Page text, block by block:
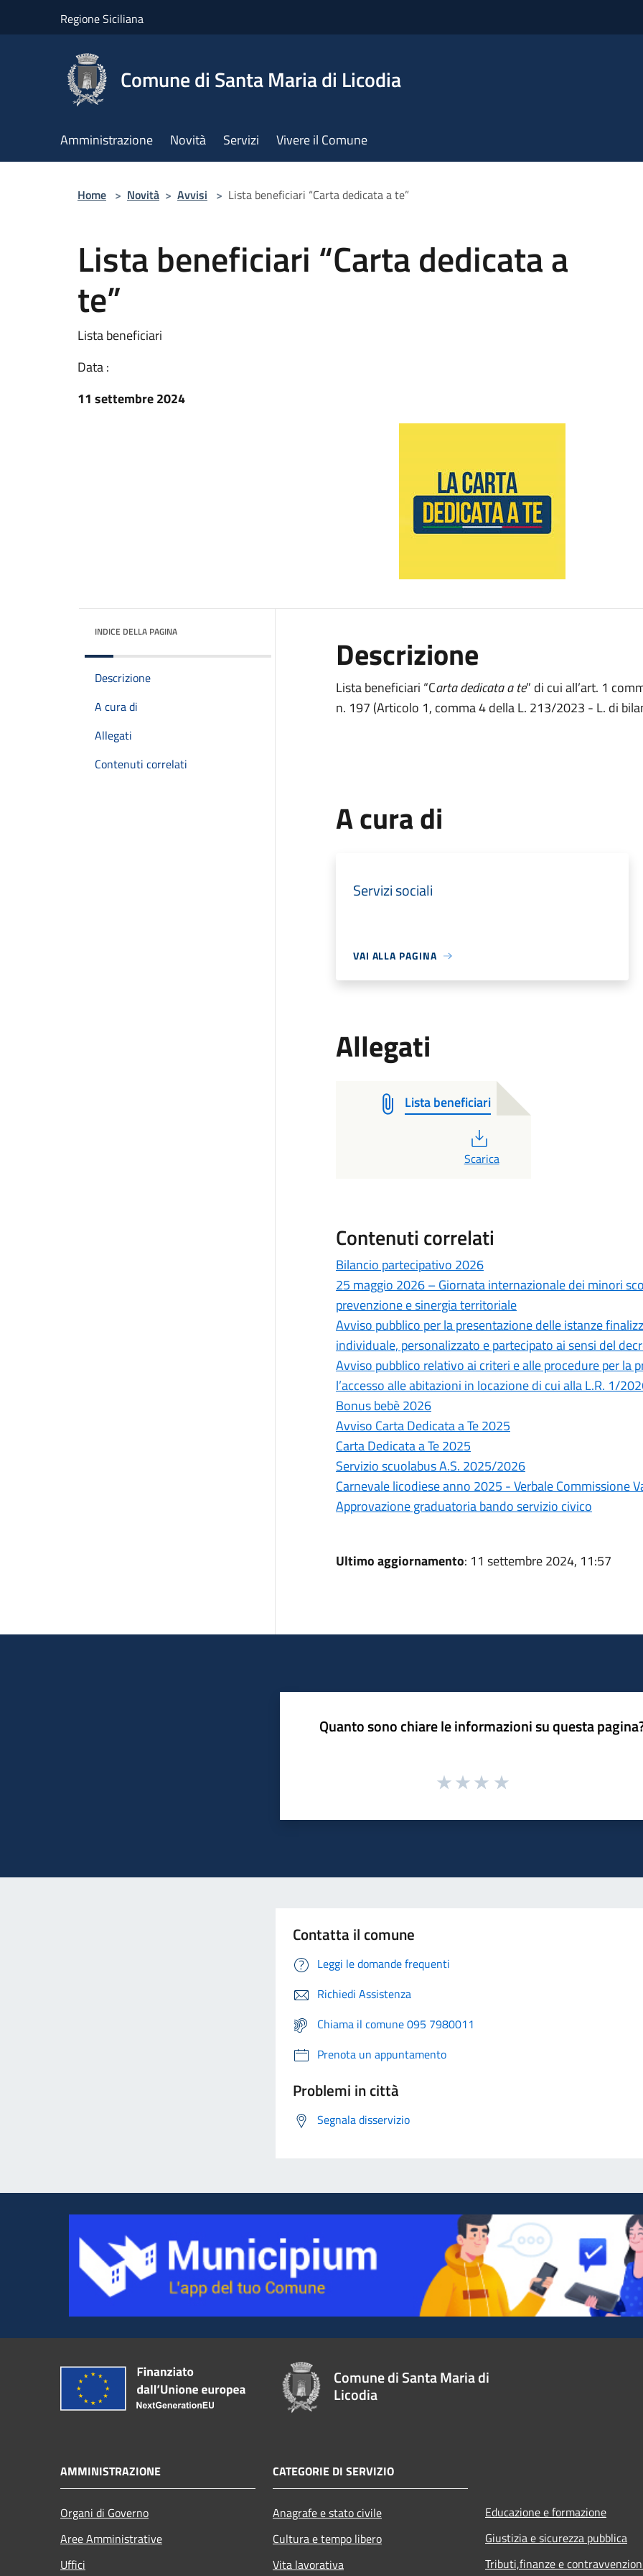
Regione Siciliana
Comune di Santa Maria di Licodia
Amministrazione Novità Servizi Vivere il Comune
Home > Novità > Avvisi > Lista beneficiari “Carta dedicata a te”
Lista beneficiari “Carta dedicata a
te”
Lista beneficiari
Data :
11 settembre 2024
INDICE DELLA PAGINA
Descrizione
A cura di
Allegati
Contenuti correlati
Descrizione
Lista beneficiari “Carta dedicata a te” di cui all’art. 1
n. 197 (Articolo 1, comma 4 della L. 213/2023 - L. di
A cura di
Servizi sociali
VAI ALLA PAGINA
Allegati
Lista beneficiari
Scarica
Contenuti correlati
Bilancio partecipativo 2026
25 maggio 2026 – Giornata internazionale dei minori
prevenzione e sinergia territoriale
Avviso pubblico per la presentazione delle istanze
individuale, personalizzato e partecipato ai sensi del
Avviso pubblico relativo ai criteri e alle procedure per la
l’accesso alle abitazioni in locazione di cui alla L.R. 1/
Bonus bebè 2026
Avviso Carta Dedicata a Te 2025
Carta Dedicata a Te 2025
Servizio scuolabus A.S. 2025/2026
Carnevale licodiese anno 2025 - Verbale Commissione
Approvazione graduatoria bando servizio civico
Ultimo aggiornamento: 11 settembre 2024, 11:57
Quanto sono chiare le informazioni su questa
Contatta il comune
Leggi le domande frequenti
Richiedi Assistenza
Chiama il comune 095 7980011
Prenota un appuntamento
Problemi in città
Segnala disservizio
Comune di Santa Maria di
Licodia
AMMINISTRAZIONE
Organi di Governo
Aree Amministrative
Uffici
CATEGORIE DI SERVIZIO
Anagrafe e stato civile
Cultura e tempo libero
Vita lavorativa
Educazione e formazione
Giustizia e sicurezza pubblica
Tributi,finanze e